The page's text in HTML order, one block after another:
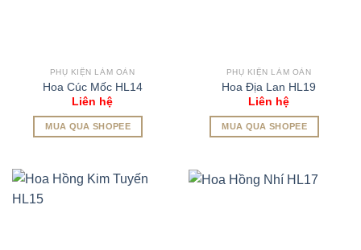
PHỤ KIỆN LÀM OẢN
Hoa Cúc Mốc HL14
Liên hệ
MUA QUA SHOPEE
PHỤ KIỆN LÀM OẢN
Hoa Địa Lan HL19
Liên hệ
MUA QUA SHOPEE